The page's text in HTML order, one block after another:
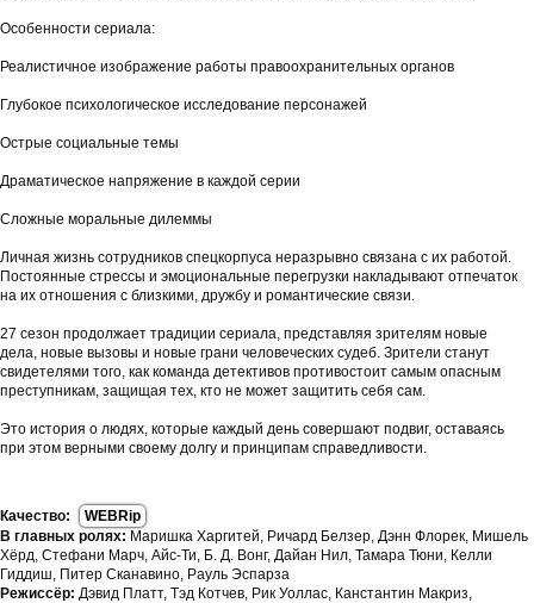
Особенности сериала:
Реалистичное изображение работы правоохранительных органов
Глубокое психологическое исследование персонажей
Острые социальные темы
Драматическое напряжение в каждой серии
Сложные моральные дилеммы
Личная жизнь сотрудников спецкорпуса неразрывно связана с их работой.
Постоянные стрессы и эмоциональные перегрузки накладывают отпечаток
на их отношения с близкими, дружбу и романтические связи.
27 сезон продолжает традиции сериала, представляя зрителям новые
дела, новые вызовы и новые грани человеческих судеб. Зрители станут
свидетелями того, как команда детективов противостоит самым опасным
преступникам, защищая тех, кто не может защитить себя сам.
Это история о людях, которые каждый день совершают подвиг, оставаясь
при этом верными своему долгу и принципам справедливости.
Качество:
WEBRip
В главных ролях: Маришка Харгитей, Ричард Белзер, Дэнн Флорек, Мишель
Хёрд, Стефани Марч, Айс-Ти, Б. Д. Вонг, Дайан Нил, Тамара Тюни, Келли
Гиддиш, Питер Сканавино, Рауль Эспарза
Режиссёр: Дэвид Платт, Тэд Котчев, Рик Уоллас, Канстантин Макриз,